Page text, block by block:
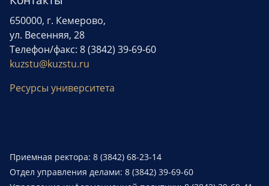
650000, г. Кемерово,
ул. Весенняя, 28
Телефон/факс: 8 (3842) 39-69-60
kuzstu@kuzstu.ru
Ресурсы университета
Приемная ректора: 8 (3842) 68-23-14
Отдел управления делами: 8 (3842) 39-69-60